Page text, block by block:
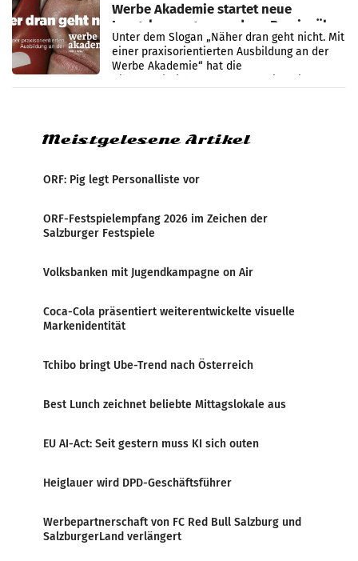
Werbe Akademie startet neue
Imagekampagne rund um Praxisnähe
Unter dem Slogan „Näher dran geht nicht. Mit
einer praxisorientierten Ausbildung an der
Werbe Akademie“ hat die
Meistgelesene Artikel
ORF: Pig legt Personalliste vor
ORF-Festspielempfang 2026 im Zeichen der
Salzburger Festspiele
Volksbanken mit Jugendkampagne on Air
Coca-Cola präsentiert weiterentwickelte visuelle
Markenidentität
Tchibo bringt Ube-Trend nach Österreich
Best Lunch zeichnet beliebte Mittagslokale aus
EU AI-Act: Seit gestern muss KI sich outen
Heiglauer wird DPD-Geschäftsführer
Werbepartnerschaft von FC Red Bull Salzburg und
SalzburgerLand verlängert